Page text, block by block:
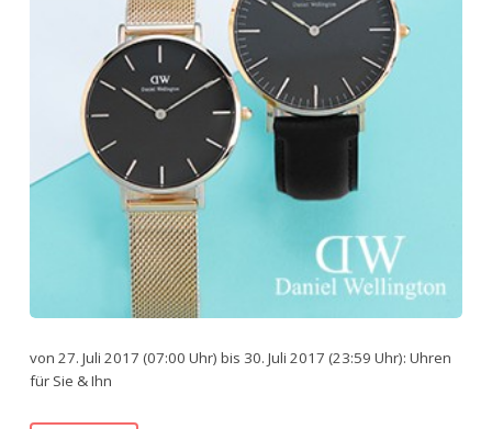
von 27. Juli 2017 (07:00 Uhr) bis 30. Juli 2017 (23:59 Uhr): Uhren
für Sie & Ihn